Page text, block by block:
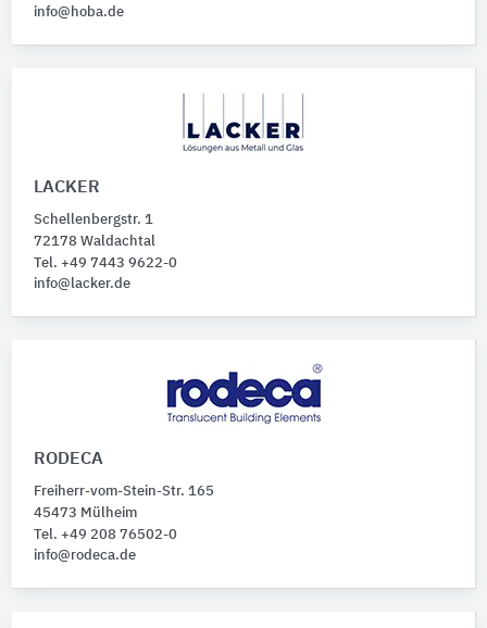
info@hoba.de
LACKER
Schellenbergstr. 1
72178 Waldachtal
Tel. +49 7443 9622-0
info@lacker.de
RODECA
Freiherr-vom-Stein-Str. 165
45473 Mülheim
Tel. +49 208 76502-0
info@rodeca.de